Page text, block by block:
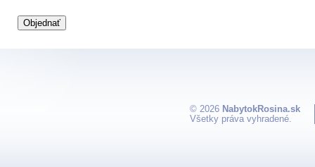
© 2026 NabytokRosina.sk
Všetky práva vyhradené.